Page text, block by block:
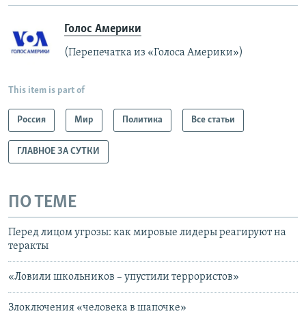
Голос Америки
(Перепечатка из «Голоса Америки»)
This item is part of
Россия Мир Политика Все статьи
ГЛАВНОЕ ЗА СУТКИ
ПО ТЕМЕ
Перед лицом угрозы: как мировые лидеры реагируют на
теракты
«Ловили школьников – упустили террористов»
Злоключения «человека в шапочке»